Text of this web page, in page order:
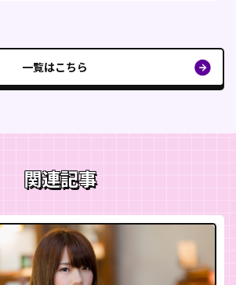
一覧はこちら
関連記事